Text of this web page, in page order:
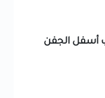
أسفل الجفن